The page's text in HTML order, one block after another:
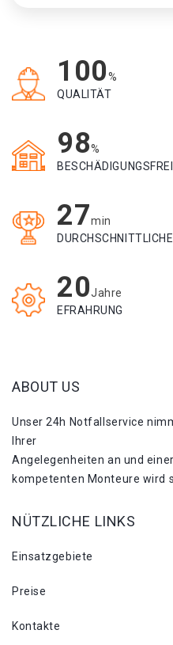
100%
QUALITÄT
98%
BESCHÄDIGUNGSFREI
27min
20Jahre
EFRAHRUNG
ABOUT US
Unser 24h Notfallservice
Ihrer
Angelegenheiten an und
kompetenten Monteure wird
NÜTZLICHE LINKS
Einsatzgebiete
Preise
Kontakte